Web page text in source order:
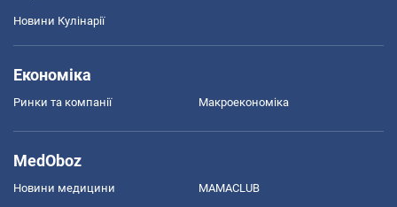
Новини Кулінарії
Економіка
Ринки та компанії Макроекономіка
MedOboz
Новини медицини MAMACLUB